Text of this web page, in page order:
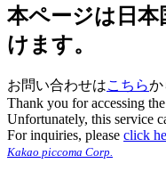
本ページは日
けます。
お問い合わせはこちらか
Thank you for accessing
Unfortunately, this service
For inquiries, please click
Kakao piccoma Corp.